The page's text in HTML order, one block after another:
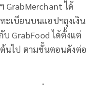
GrabMerchant ได้
ะเบียนบนแอปฯถุงเงิน
บ GrabFood ได้ตั้งแต่
นไป ตามขั้นตอนดังต่อ